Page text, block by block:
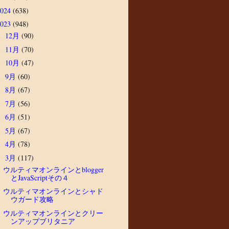
(638)
(948)
12月 (90)
11月 (70)
10月 (47)
9月 (60)
8月 (67)
7月 (56)
6月 (51)
5月 (67)
4月 (78)
3月 (117)
ウルティマオンラインとblogger
とJavaScriptその４
ウルティマオンラインとシャド
ウガード攻略
ウルティマオンラインとクリー
ンアップブリタニア